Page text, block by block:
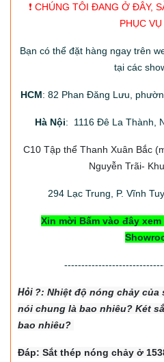
❗️ CHÚNG TÔI ĐANG Ở ĐÂY,
PHỤC VỤ
Bạn có thể đặt hàng ngay trên
tại các
HCM: 82 Phan Đăng Lưu,
Hà Nội: 1116 Đê La Thành,
C10 Tập thể Thanh Xuân Bắc
Nguyễn Trãi-
294Lạc Trung, P. Vĩnh
Xin mời Bấm vào đây
Hỏi ?: Nhiệt độ nóng chảy của
nói chung là bao nhiêu? Két
bao nhiêu?
Đáp: Sắt thép nóng chảy ở